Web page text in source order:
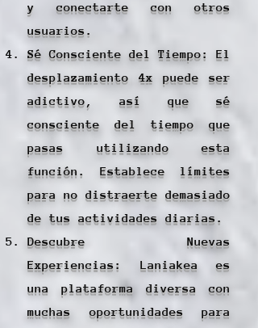
y conectarte con otros
usuarios.
Sé Consciente del Tiempo: El
desplazamiento 4x puede ser
adictivo, así que sé
consciente del tiempo que
pasas utilizando esta
función. Establece límites
para no distraerte demasiado
de tus actividades diarias.
Descubre Nuevas
Experiencias: Laniakea es
una plataforma diversa con
muchas oportunidades para